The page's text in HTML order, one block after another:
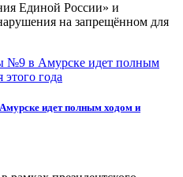
Единой России» и
на запрещённом для
идет полным ходом и